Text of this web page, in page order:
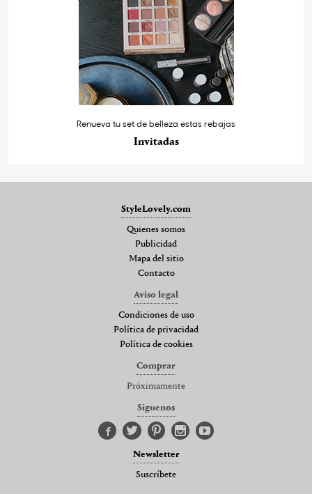
Renueva tu set de belleza estas rebajas
Invitadas
StyleLovely.com
Quienes somos
Publicidad
Mapa del sitio
Contacto
Aviso legal
Condiciones de uso
Política de privacidad
Política de cookies
Comprar
Próximamente
Síguenos
Newsletter
Suscríbete